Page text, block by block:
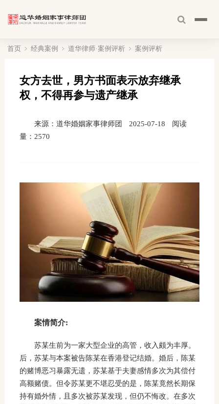
首页 经典案例 道华律师·案例评析 案例评析
女方去世，男方书面表示放弃继承
权，不得再参与遗产继承
来源：道华婚姻家事律师团 2025-07-18
阅读
量： 2570
案情简介:
苏某生前为一家大型企业的高管，收入颇为丰厚。
后，苏某与本案被告陈某在香港登记结婚。婚后，陈某
的赌博恶习暴露无遗，苏某基于夫妻感情多次为其偿付
高额赌债。但令苏某更不堪忍受的是，陈某竟然长期保
持有婚外情，且多次被苏某发现，但仍不悔改。在多次